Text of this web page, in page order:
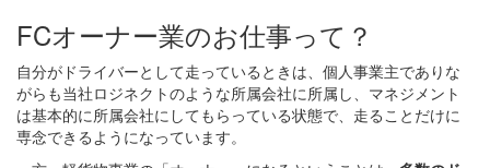
FCオーナー業のお仕事って？
自分がドライバーとして走っているときは、個人事業主でありな
がらも当社ロジネクトのような所属会社に所属し、マネジメント
は基本的に所属会社にしてもらっている状態で、走ることだけに
専念できるようになっています。